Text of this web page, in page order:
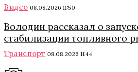
Видео 08.08.2026 11:50
Володин рассказал о
стабилизации топливного
Транспорт 08.08.2026 11:44